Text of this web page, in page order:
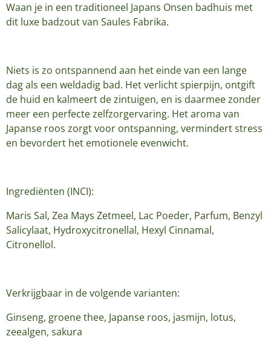
Waan je in een traditioneel Japans Onsen badhuis met
dit luxe badzout van Saules Fabrika.
Niets is zo ontspannend aan het einde van een lange
dag als een weldadig bad. Het verlicht spierpijn, ontgift
de huid en kalmeert de zintuigen, en is daarmee zonder
meer een perfecte zelfzorgervaring. Het aroma van
Japanse roos zorgt voor ontspanning, vermindert stress
en bevordert het emotionele evenwicht.
Ingrediënten (INCI):
Maris Sal, Zea Mays Zetmeel, Lac Poeder, Parfum, Benzyl
Salicylaat, Hydroxycitronellal, Hexyl Cinnamal,
Citronellol.
Verkrijgbaar in de volgende varianten:
Ginseng, groene thee, Japanse roos, jasmijn, lotus,
zeealgen, sakura